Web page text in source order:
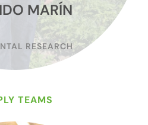
MARÍN
RESEARCH
TEAMS